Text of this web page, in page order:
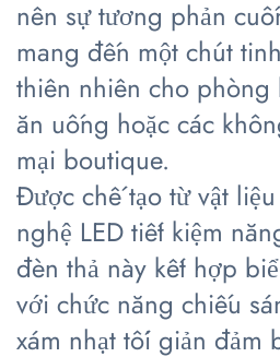
nên sự tương phản
mang đến một chút
thiên nhiên cho phòng
ăn uống hoặc các
mại boutique.
Được chế tạo từ vật
nghệ LED tiết kiệm
đèn thả này kết hợp
với chức năng chiếu
xám nhạt tối giản đảm